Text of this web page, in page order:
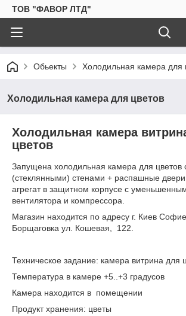
ТОВ "ФАВОР ЛТД"
Обьекты Холодильная камера для
Холодильная камера для цветов
Холодильная камера
цветов
Запущена холодильная камера для цветов
(стеклянными) стенами + распашные
агрегат в защитном корпусе с
вентилятора и компрессора.
Магазин находится по адресу г. Киев
Борщаговка ул. Кошевая, 122.
Техническое задание: камера витрина для
Температура в камере +5..+3 градусов
Камера находится в помещении
Продукт хранения: цветы